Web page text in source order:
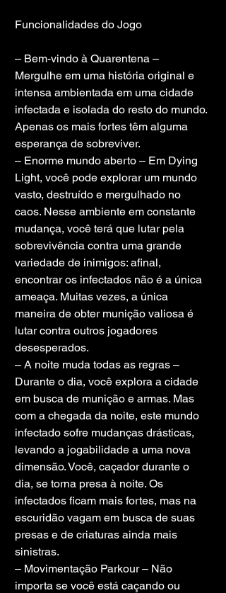
Funcionalidades do Jogo
– Bem-vindo à Quarentena –
Mergulhe em uma história original e
intensa ambientada em uma cidade
infectada e isolada do resto do mundo.
Apenas os mais fortes têm alguma
esperança de sobreviver.
– Enorme mundo aberto – Em Dying
Light, você pode explorar um mundo
vasto, destruído e mergulhado no
caos. Nesse ambiente em constante
mudança, você terá que lutar pela
sobrevivência contra uma grande
variedade de inimigos: afinal,
encontrar os infectados não é a única
ameaça. Muitas vezes, a única
maneira de obter munição valiosa é
lutar contra outros jogadores
desesperados.
– A noite muda todas as regras –
Durante o dia, você explora a cidade
em busca de munição e armas. Mas
com a chegada da noite, este mundo
infectado sofre mudanças drásticas,
levando a jogabilidade a uma nova
dimensão. Você, caçador durante o
dia, se torna presa à noite. Os
infectados ficam mais fortes, mas na
escuridão vagam em busca de suas
presas e de criaturas ainda mais
sinistras.
– Movimentação Parkour – Não
importa se você está caçando ou